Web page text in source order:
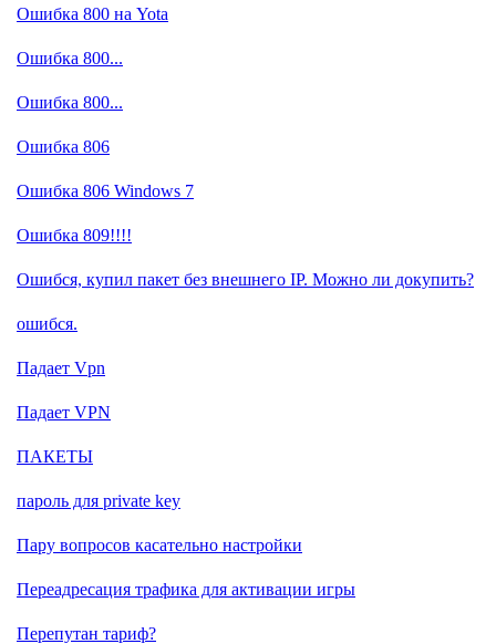
Ошибка 800 на Yota
Ошибка 800...
Ошибка 800...
Ошибка 806
Ошибка 806 Windows 7
Ошибка 809!!!!
Ошибся, купил пакет без внешнего IP. Можно ли докупить?
ошибся.
Падает Vpn
Падает VPN
ПАКЕТЫ
пароль для private key
Пару вопросов касательно настройки
Переадресация трафика для активации игры
Перепутан тариф?